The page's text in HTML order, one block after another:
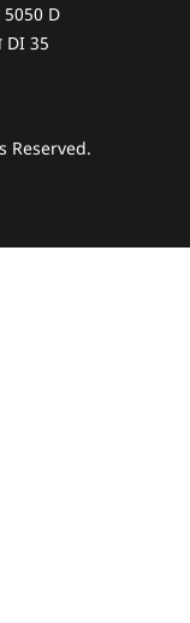
5050 D
DI 35
Reserved.